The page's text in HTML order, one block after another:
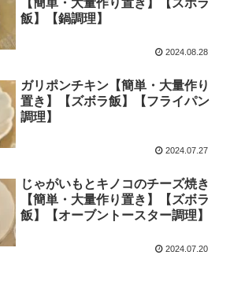
飯】【鍋調理】
2024.08.28
ガリポンチキン【簡単・大量作り
置き】【ズボラ飯】【フライパン
調理】
2024.07.27
じゃがいもとキノコのチーズ焼き
【簡単・大量作り置き】【ズボラ
飯】【オーブントースター調理】
2024.07.20